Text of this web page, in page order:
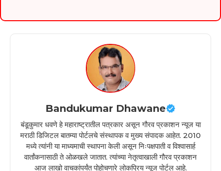
Bandukumar Dhawane
बंडूकुमार धवणे हे महाराष्ट्रातील पत्रकार असून गौरव प्रकाशन न्यूज या
मराठी डिजिटल बातम्या पोर्टलचे संस्थापक व मुख्य संपादक आहेत. 2010
मध्ये त्यांनी या माध्यमाची स्थापना केली असून निःपक्षपाती व विश्वासार्ह
वार्तांकनासाठी ते ओळखले जातात. त्यांच्या नेतृत्वाखाली गौरव प्रकाशन
आज लाखो वाचकांपर्यंत पोहोचणारे लोकप्रिय न्यूज पोर्टल आहे.